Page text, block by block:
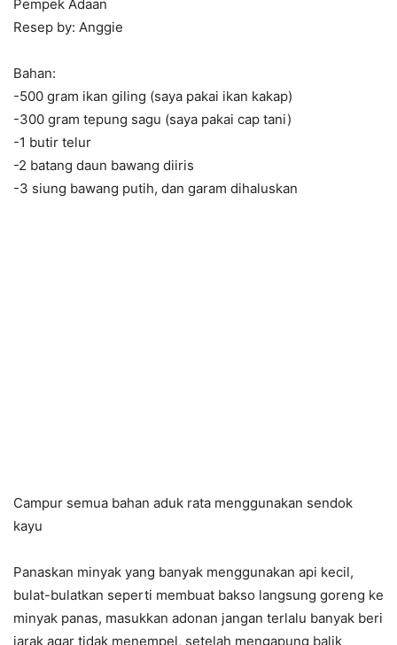
Pempek Adaan
Resep by: Anggie
Bahan:
-500 gram ikan giling (saya pakai ikan kakap)
-300 gram tepung sagu (saya pakai cap tani)
-1 butir telur
-2 batang daun bawang diiris
-3 siung bawang putih, dan garam dihaluskan
Campur semua bahan aduk rata menggunakan sendok
kayu
Panaskan minyak yang banyak menggunakan api kecil,
bulat-bulatkan seperti membuat bakso langsung goreng ke
minyak panas, masukkan adonan jangan terlalu banyak beri
jarak agar tidak menempel, setelah mengapung balik